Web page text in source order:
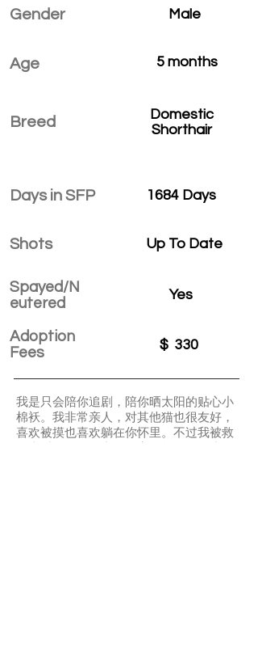
Gender
Age
Breed
Days in SFP
Shots
Spayed/N
eutered
Adoption
Fees
Male
5 months
Domestic
Shorthair
1684 Days
Up To Date
Yes
$ 330
我是只会陪你追剧，陪你晒太阳的贴心小
棉袄。我非常亲人，对其他猫也很友好，
喜欢被摸也喜欢躺在你怀里。不过我被救